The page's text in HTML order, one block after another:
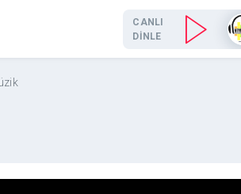
CANLI
DİNLE